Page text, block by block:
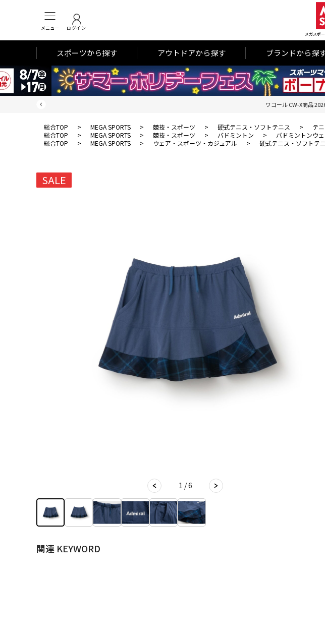
メニュー ログイン
メガスポ
スポーツから探す アウトドアから探す ブランドから探
ワコール CW-X商品
総合TOP > MEGA SPORTS > 競技・スポーツ > 硬式テニス・ソフトテニス > テ
総合TOP
> MEGA SPORTS > 競技・スポーツ > バドミントン > バドミントンウ
総合TOP
> MEGA SPORTS > ウェア・スポーツ・カジュアル > 硬式テニス・ソフトテ
SALE
1 / 6
関連 KEYWORD